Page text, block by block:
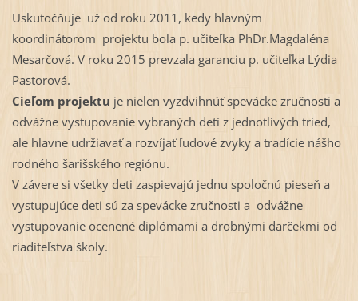
Uskutočňuje už od roku 2011, kedy hlavným
koordinátorom projektu bola p. učiteľka PhDr.Magdaléna
Mesarčová. V roku 2015 prevzala garanciu p. učiteľka Lýdia
Pastorová.
Cieľom projektu je nielen vyzdvihnúť spevácke zručnosti a
odvážne vystupovanie vybraných detí z jednotlivých tried,
ale hlavne udržiavať a rozvíjať ľudové zvyky a tradície nášho
rodného šarišského regiónu.
V závere si všetky deti zaspievajú jednu spoločnú pieseň a
vystupujúce deti sú za spevácke zručnosti a odvážne
vystupovanie ocenené diplómami a drobnými darčekmi od
riaditeľstva školy.